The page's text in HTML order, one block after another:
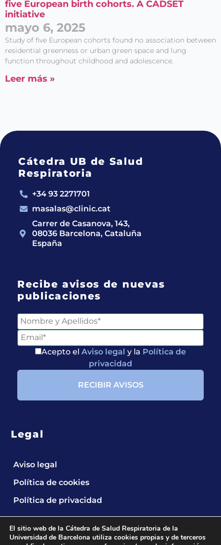
five European birth cohorts. A CADSET
initiative
mayo 6, 2025
Study of five European cohorts found no association between
residential greenness or urban green space and lung
function throughout childhood and adolescence.
Leer más »
Cátedra UB de Salud
Respiratoria
+34 93 2271701
masalas@clinic.cat
Carrer de Casanova, 143,
08036 Barcelona, Cataluña
España
Recibe avisos de nuevas
publicaciones
Acepto el Aviso legal y la Política de
privacidad
Legal
Aviso legal
Política de cookies
Política de privacidad
El sitio web de la Cátedra de Salud Respiratoria de la
Universidad de Barcelona utiliza cookies propias y de terceros